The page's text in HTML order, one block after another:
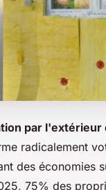
par l'extérieur
radicalement
des économies
75% des